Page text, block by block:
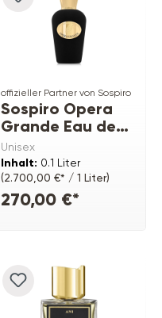
offizieller Partner von Sospiro
Sospiro Opera
Grande Eau de
Parfum
Unisex
Inhalt: 0.1 Liter
(2.700,00 €* / 1 Liter)
270,00 €*